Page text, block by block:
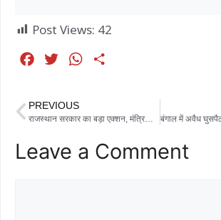
Post Views: 42
e
o
t
e
W
t
A
r
PREVIOUS
राजस्थान सरकार का बड़ा एक्शन, मंत्रियों के कारकेड से लेकर विदेश यात्राओं तक पर सख्ती
Leave a Comment